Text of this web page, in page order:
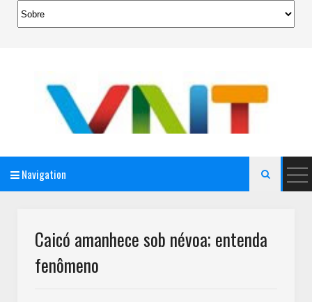
Navigation 
Caicó amanhece sob névoa; entenda
fenômeno